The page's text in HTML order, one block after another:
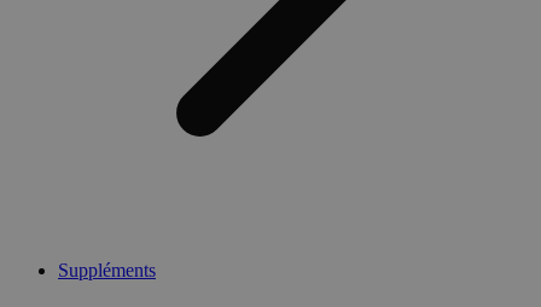
Suppléments